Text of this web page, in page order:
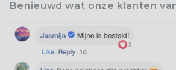
Benieuwd wat onze klanten